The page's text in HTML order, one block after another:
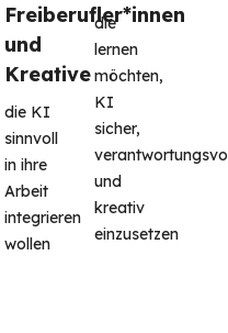
Freiberufler*innen
und
Kreative
die KI
sinnvoll
in ihre
Arbeit
integrieren
die
lernen
möchten,
KI
sicher,
und
kreativ
einzusetzen